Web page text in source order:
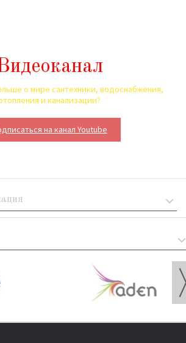
о мире сантехники, водоснабжения,
и канализации?
на канал Youtube